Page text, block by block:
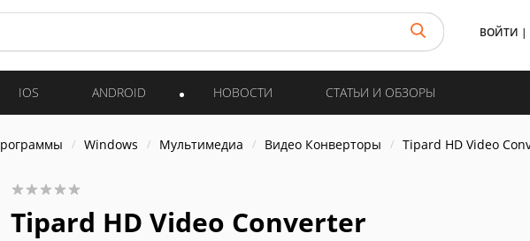
ВОЙТИ |
IOS ANDROID НОВОСТИ СТАТЬИ И ОБЗОРЫ
Windows Мультимедиа Видео Конверторы Tipard HD Video
Tipard HD Video Converter